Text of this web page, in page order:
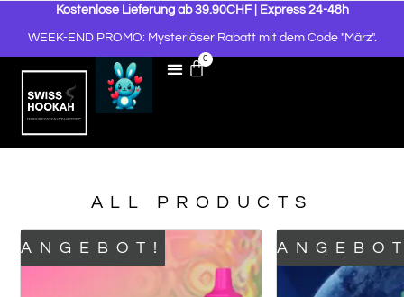
Kostenlose Lieferung ab 39.90CHF | Express 24-48h
WEEK-END PROMO: Mysteriöser Rabatt mit dem Code "März".
0
ALL PRODUCTS
ANGEBOT!